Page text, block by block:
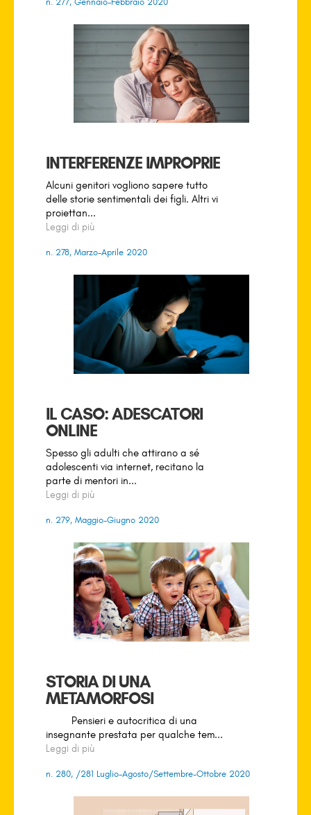
INTERFERENZE IMPROPRIE
Alcuni genitori vogliono sapere tutto
delle storie sentimentali dei figli. Altri vi
proiettan...
Leggi di più
n. 278, Marzo-Aprile 2020
IL CASO: ADESCATORI
ONLINE
Spesso gli adulti che attirano a sé
adolescenti via internet, recitano la
parte di mentori in...
Leggi di più
n. 279, Maggio-Giugno 2020
STORIA DI UNA
METAMORFOSI
Pensieri e autocritica di una
insegnante prestata per qualche tem...
Leggi di più
n. 280, /281 Luglio-Agosto/Settembre-Ottobre 2020